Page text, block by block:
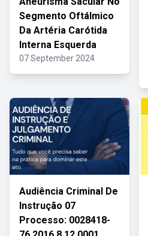
Segmento Oftálmico
Da Artéria Carótida
Interna Esquerda
07 September 2024
Audiência Criminal De
Instrução 07
Processo: 0028418-